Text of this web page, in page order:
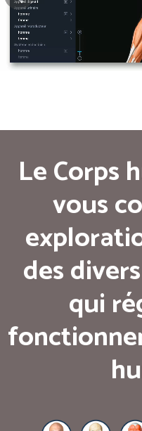
Next
Le Corps
vous
des
qui